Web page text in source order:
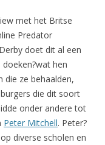
met het Britse
Predator
doet dit al een
hen
die ze behaalden,
die dit soort
onder andere tot
Peter Mitchell. Peter?
diverse scholen en